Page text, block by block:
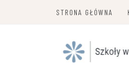
STRONA GŁÓWNA